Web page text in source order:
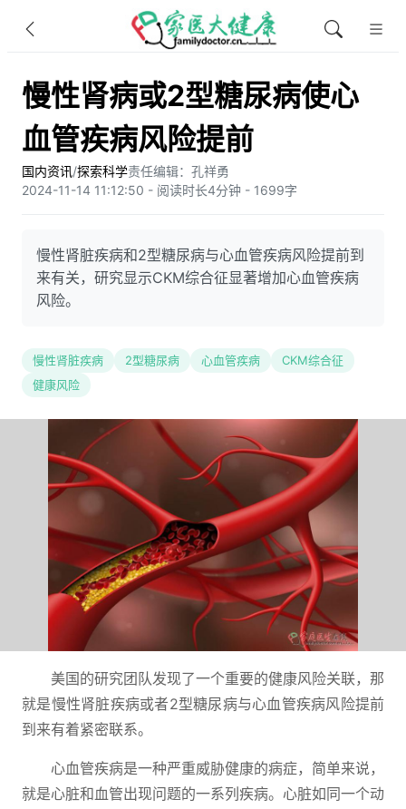
慢性肾病或2型糖尿病使心
血管疾病风险提前
国内资讯/探索科学责任编辑：孔祥勇
2024-11-14 11:12:50 - 阅读时长4分钟 - 1699字
慢性肾脏疾病和2型糖尿病与心血管疾病风险提前到
来有关，研究显示CKM综合征显著增加心血管疾病
风险。
慢性肾脏疾病 2型糖尿病 心血管疾病
CKM综合征
健康风险
美国的研究团队发现了一个重要的健康风险关联，那
就是慢性肾脏疾病或者2型糖尿病与心血管疾病风险提前
到来有着紧密联系。
心血管疾病是一种严重威胁健康的病症，简单来说，
就是心脏和血管出现问题的一系列疾病。心脏如同一个动